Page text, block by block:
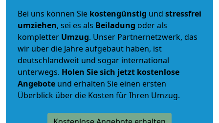
Bei uns können Sie kostengünstig und stressfrei
umziehen, sei es als Beiladung oder als
kompletter Umzug. Unser Partnernetzwerk, das
wir über die Jahre aufgebaut haben, ist
deutschlandweit und sogar international
unterwegs. Holen Sie sich jetzt kostenlose
Angebote und erhalten Sie einen ersten
Überblick über die Kosten für Ihren Umzug.